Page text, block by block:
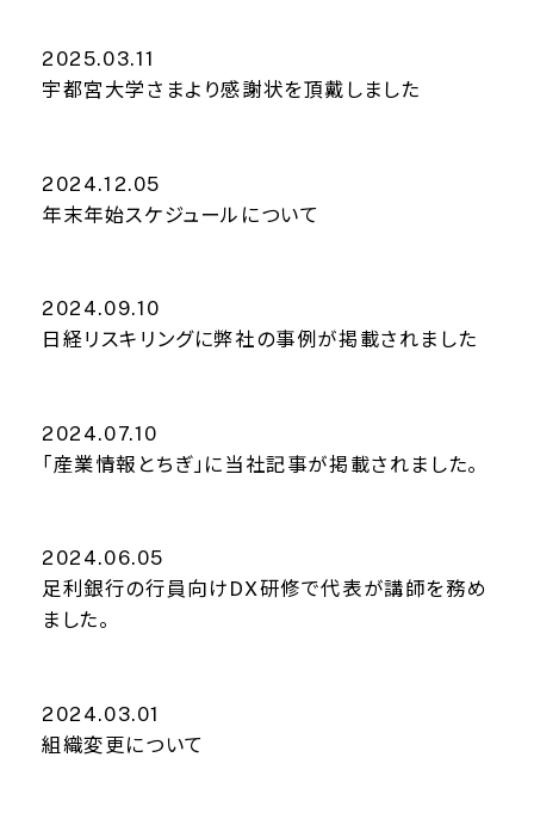
2025.03.11
宇都宮大学さまより感謝状を頂戴しました
2024.12.05
年末年始スケジュールについて
2024.09.10
日経リスキリングに弊社の事例が掲載されました
2024.07.10
「産業情報とちぎ」に当社記事が掲載されました。
2024.06.05
足利銀行の行員向けDX研修で代表が講師を務め
ました。
2024.03.01
組織変更について